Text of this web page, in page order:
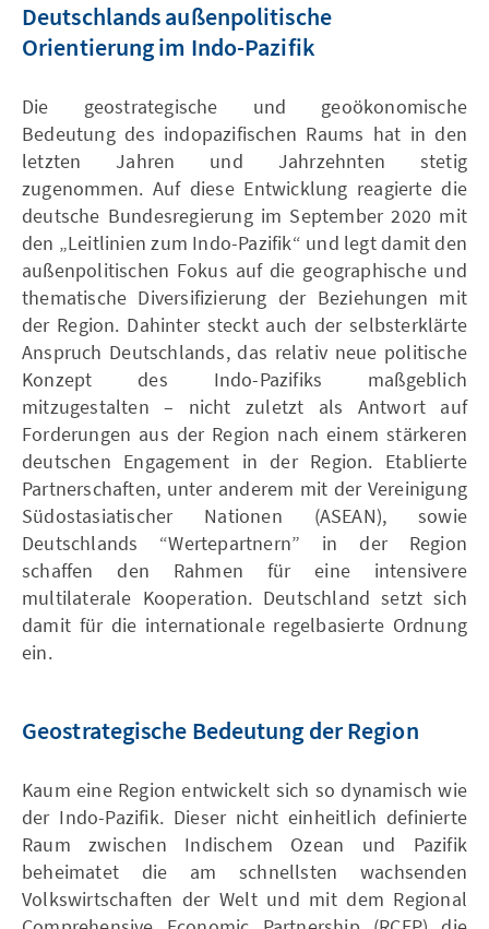
Deutschlands außenpolitische
Orientierung im Indo-Pazifik
Die geostrategische und geoökonomische
Bedeutung des indopazifischen Raums hat in den
letzten Jahren und Jahrzehnten stetig
zugenommen. Auf diese Entwicklung reagierte die
deutsche Bundesregierung im September 2020 mit
den „Leitlinien zum Indo-Pazifik“ und legt damit den
außenpolitischen Fokus auf die geographische und
thematische Diversifizierung der Beziehungen mit
der Region. Dahinter steckt auch der selbsterklärte
Anspruch Deutschlands, das relativ neue politische
Konzept des Indo-Pazifiks maßgeblich
mitzugestalten – nicht zuletzt als Antwort auf
Forderungen aus der Region nach einem stärkeren
deutschen Engagement in der Region. Etablierte
Partnerschaften, unter anderem mit der Vereinigung
Südostasiatischer Nationen (ASEAN), sowie
Deutschlands “Wertepartnern” in der Region
schaffen den Rahmen für eine intensivere
multilaterale Kooperation. Deutschland setzt sich
damit für die internationale regelbasierte Ordnung
ein.
Geostrategische Bedeutung der Region
Kaum eine Region entwickelt sich so dynamisch wie
der Indo-Pazifik. Dieser nicht einheitlich definierte
Raum zwischen Indischem Ozean und Pazifik
beheimatet die am schnellsten wachsenden
Volkswirtschaften der Welt und mit dem Regional